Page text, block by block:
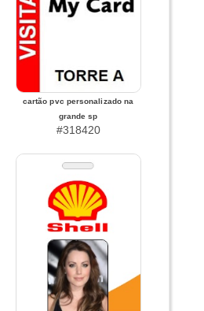
cartão pvc personalizado na
grande sp
#318420